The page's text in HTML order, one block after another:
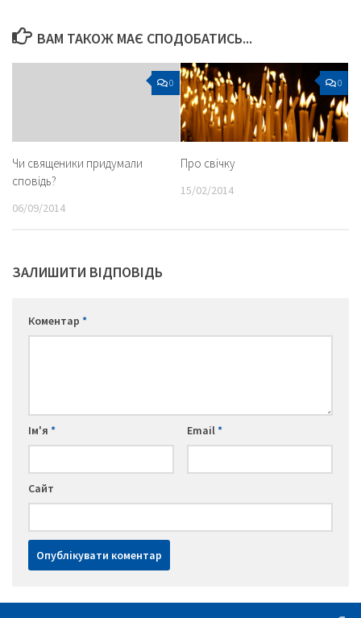
ВАМ ТАКОЖ МАЄ СПОДОБАТИСЬ...
0
Чи священики придумали
сповідь?
06/09/2014
0
Про свічку
15/02/2014
ЗАЛИШИТИ ВІДПОВІДЬ
Коментар *
Ім'я * Email*
Сайт